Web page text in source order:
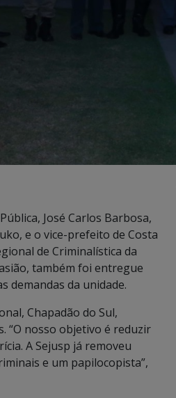
José Carlos Barbosa,
e o vice-prefeito de Costa
de Criminalística da
também foi entregue
demandas da unidade.
Chapadão do Sul,
“O nosso objetivo é reduzir
A Sejusp já removeu
e um papilocopista”,